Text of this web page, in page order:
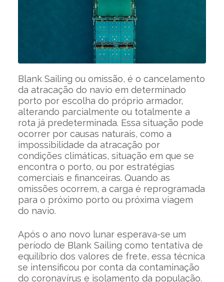
Blank Sailing ou omissão, é o cancelamento
da atracação do navio em determinado
porto por escolha do próprio armador,
alterando parcialmente ou totalmente a
rota já predeterminada. Essa situação pode
ocorrer por causas naturais, como a
impossibilidade da atracação por
condições climáticas, situação em que se
encontra o porto, ou por estratégias
comerciais e financeiras. Quando as
omissões ocorrem, a carga é reprogramada
para o próximo porto ou próxima viagem
do navio.
Após o ano novo lunar esperava-se um
período de Blank Sailing como tentativa de
equilíbrio dos valores de frete, essa técnica
se intensificou por conta da contaminação
do coronavírus e isolamento da população.